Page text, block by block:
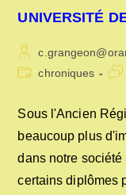
UNIVERSITÉ
Auteur/autrice
de
Postchroniques
la
Sous l'Ancien
beaucoup plus
dans notre
certains diplômes